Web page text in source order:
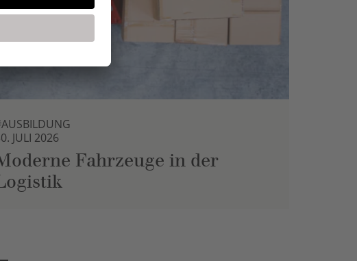
JULI 2026
Fahrzeuge in der